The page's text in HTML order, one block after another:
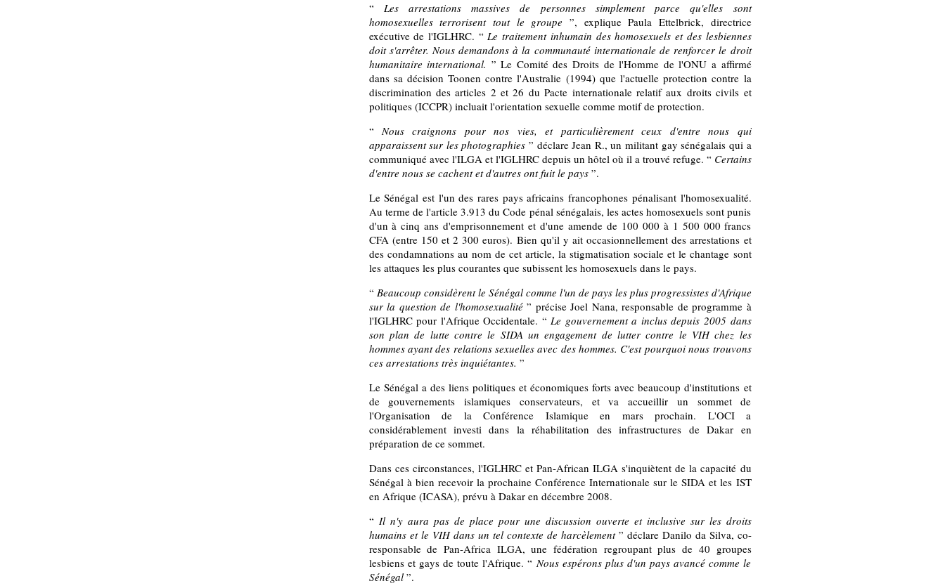
“ Les arrestations massives de personnes simplement parce qu'elles sont
homosexuelles terrorisent tout le groupe ”, explique Paula Ettelbrick, directrice
exécutive de l'IGLHRC. “Le traitement inhumain des homosexuels et des lesbiennes
doit s'arrêter. Nous demandons à la communauté internationale de renforcer le droit
humanitaire international. ” Le Comité des Droits de l'Homme de l'ONU a affirmé
dans sa décision Toonen contre l'Australie (1994) que l'actuelle protection contre la
discrimination des articles 2 et 26 du Pacte internationale relatif aux droits civils et
politiques (ICCPR) incluait l'orientation sexuelle comme motif de protection.
“Nous craignons pour nos vies, et particulièrement ceux d'entre nous qui
apparaissent sur les photographies ” déclare Jean R., un militant gay sénégalais qui a
communiqué avec l'ILGA et l'IGLHRC depuis un hôtel où il a trouvé refuge. “ Certains
d'entre nous se cachent et d'autres ont fuit le pays ”.
Le Sénégal est l'un des rares pays africains francophones pénalisant l'homosexualité.
Au terme de l'article 3.913 du Code pénal sénégalais, les actes homosexuels sont punis
d'un à cinq ans d'emprisonnement et d'une amende de 100 000 à 1 500 000 francs
CFA (entre 150 et 2 300 euros). Bien qu'il y ait occasionnellement des arrestations et
des condamnations au nom de cet article, la stigmatisation sociale et le chantage sont
les attaques les plus courantes que subissent les homosexuels dans le pays.
“ Beaucoup considèrent le Sénégal comme l'un de pays les plus progressistes d'Afrique
sur la question de l'homosexualité ” précise Joel Nana, responsable de programme à
l'IGLHRC pour l'Afrique Occidentale. “Le gouvernement a inclus depuis 2005 dans
son plan de lutte contre le SIDA un engagement de lutter contre le VIH chez les
hommes ayant des relations sexuelles avec des hommes. C'est pourquoi nous trouvons
ces arrestations très inquiétantes. ”
Le Sénégal a des liens politiques et économiques forts avec beaucoup d'institutions et
de gouvernements islamiques conservateurs, et va accueillir un sommet de
l'Organisation de la Conférence Islamique en mars prochain. L'OCI a
considérablement investi dans la réhabilitation des infrastructures de Dakar en
préparation de ce sommet.
Dans ces circonstances, l'IGLHRC et Pan-African ILGA s'inquiètent de la capacité du
Sénégal à bien recevoir la prochaine Conférence Internationale sur le SIDA et les IST
en Afrique (ICASA), prévu à Dakar en décembre 2008.
“ Il n'y aura pas de place pour une discussion ouverte et inclusive sur les droits
humains et le VIH dans un tel contexte de harcèlement ” déclare Danilo da Silva, co-
responsable de Pan-Africa ILGA, une fédération regroupant plus de 40 groupes
lesbiens et gays de toute l'Afrique. “Nous espérons plus d'un pays avancé comme le
Sénégal ”.